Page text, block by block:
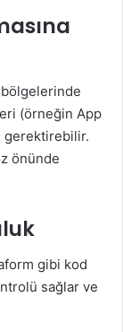
(örneğin App
gerektirebilir.
önünde
gibi kod
sağlar ve